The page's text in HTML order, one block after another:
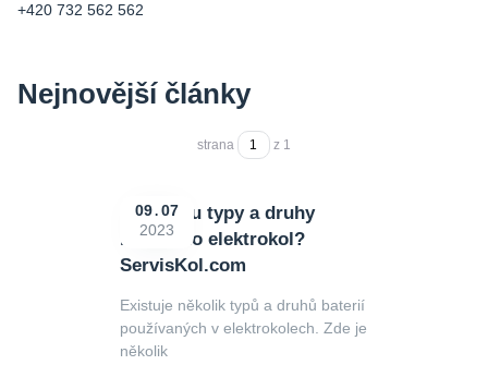
+420 732 562 562
Nejnovější články
strana z 1
Jake jsou typy a druhy
baterií do elektrokol?
ServisKol.com
09 07
2023
Existuje několik typů a druhů baterií
používaných v elektrokolech. Zde je
několik